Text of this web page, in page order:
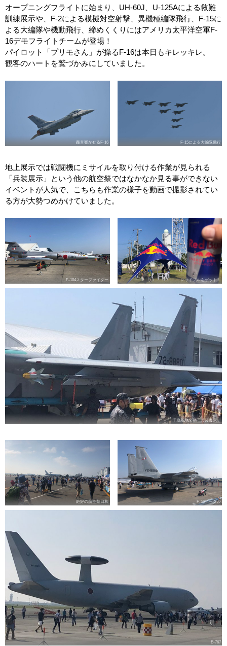
オープニングフライトに始まり、UH-60J、U-125Aによる救難
訓練展示や、F-2による模擬対空射撃、異機種編隊飛行、F-15に
よる大編隊や機動飛行、締めくくりにはアメリカ太平洋空軍F-
16デモフライトチームが登場！
パイロット「プリモさん」が操るF-16は本日もキレッキレ。
観客のハートを鷲づかみにしていました。
轟音響かせるF-16 F-15による大編隊飛行
地上展示では戦闘機にミサイルを取り付ける作業が見られる
「兵装展示」という他の航空祭ではなかなか見る事ができない
イベントが人気で、こちらも作業の様子を動画で撮影されてい
る方が大勢つめかけていました。
F-104スターファイター レッドブルをゲット！
千歳基地名物「兵装展示」
絶好の航空祭日和 F-15イーグル
E-767